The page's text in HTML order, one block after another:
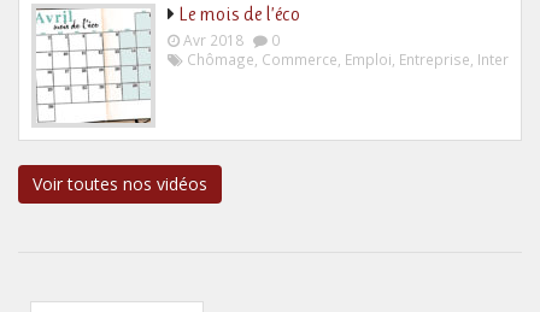
Le mois de l’éco
Avr 2018
0
Chômage Commerce Emploi Entreprise
Voir toutes nos vidéos